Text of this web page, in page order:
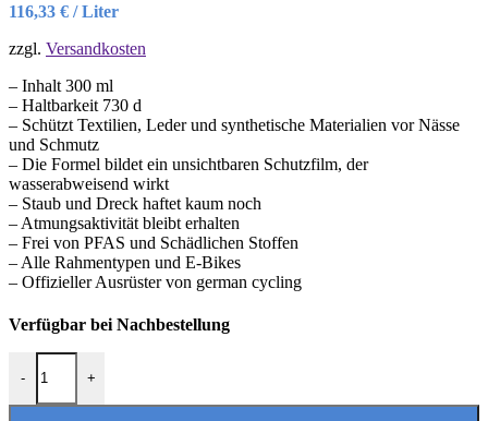
116,33 € /Liter
zzgl. Versandkosten
– Inhalt 300 ml
– Haltbarkeit 730 d
– Schützt Textilien, Leder und synthetische Materialien vor Nässe
und Schmutz
– Die Formel bildet ein unsichtbaren Schutzfilm, der
wasserabweisend wirkt
– Staub und Dreck haftet kaum noch
– Atmungsaktivität bleibt erhalten
– Frei von PFAS und Schädlichen Stoffen
– Alle Rahmentypen und E-Bikes
– Offizieller Ausrüster von german cycling
Verfügbar bei Nachbestellung
-
TUNAP TS320 Imprägnierspray fluorfrei 300ml Menge
+